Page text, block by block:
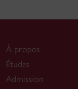
À propos
Études
Admission